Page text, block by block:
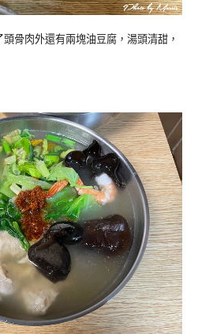
骨肉外還有兩塊油豆腐，湯頭清甜，